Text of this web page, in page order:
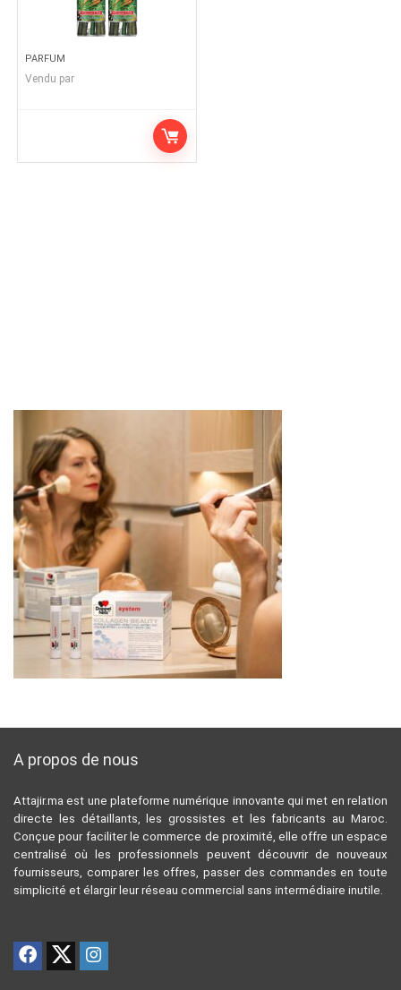
PARFUM
Vendu par
A propos de nous
Attajir.ma est une plateforme numérique innovante qui met en relation
directe les détaillants, les grossistes et les fabricants au Maroc.
Conçue pour faciliter le commerce de proximité, elle offre un espace
centralisé où les professionnels peuvent découvrir de nouveaux
fournisseurs, comparer les offres, passer des commandes en toute
simplicité et élargir leur réseau commercial sans intermédiaire inutile.